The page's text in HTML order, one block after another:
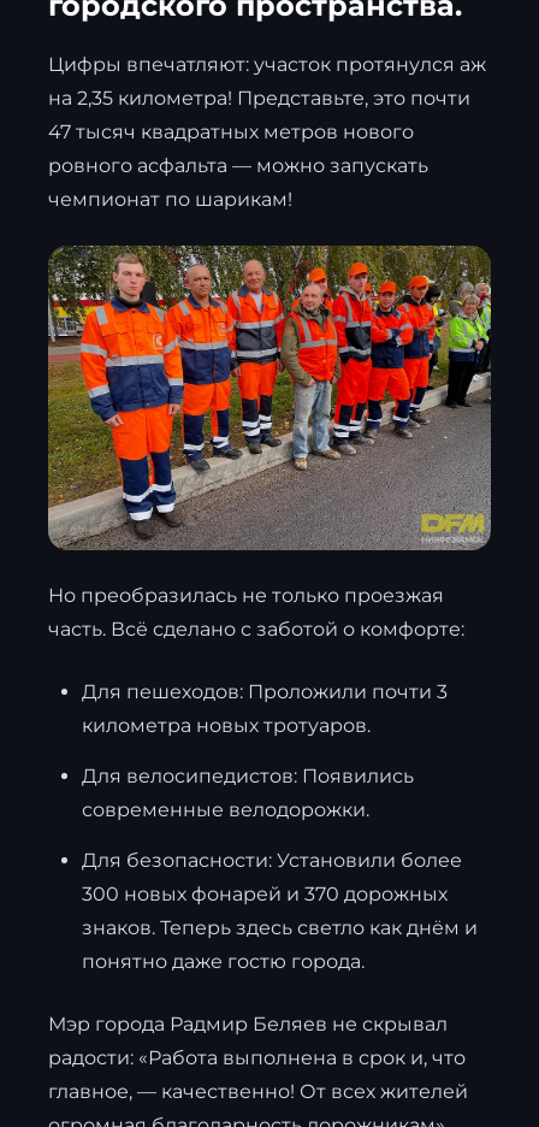
Цифры впечатляют: участок протянулся аж
на 2,35 километра! Представьте, это почти
47 тысяч квадратных метров нового
ровного асфальта — можно запускать
чемпионат по шарикам!
Но преобразилась не только проезжая
часть. Всё сделано с заботой о комфорте:
Для пешеходов: Проложили почти 3
километра новых тротуаров.
Для велосипедистов: Появились
современные велодорожки.
Для безопасности: Установили более
300 новых фонарей и 370 дорожных
знаков. Теперь здесь светло как днём и
понятно даже гостю города.
Мэр города Радмир Беляев не скрывал
радости: «Работа выполнена в срок и, что
главное, — качественно! От всех жителей